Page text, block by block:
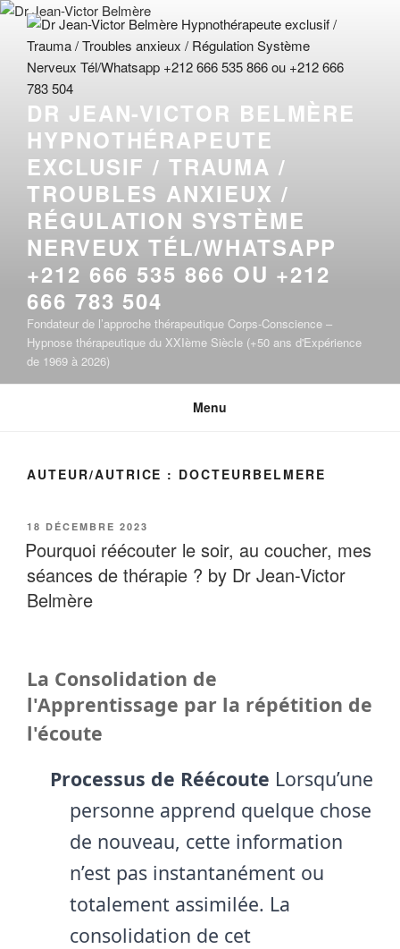
Aller
contenu
principal
DR JEAN-VICTOR BELMÈRE
HYPNOTHÉRAPEUTE
EXCLUSIF / TRAUMA /
TROUBLES ANXIEUX /
RÉGULATION SYSTÈME
NERVEUX TÉL/WHATSAPP
+212 666 535 866 OU +212
666 783 504
Fondateur de l’approche thérapeutique Corps-Conscience –
Hypnose thérapeutique du XXIème Siècle (+50 ans d'Expérience
de 1969 à 2026)
Menu
AUTEUR/AUTRICE : DOCTEURBELMERE
PUBLIÉ
LE
18 DÉCEMBRE 2023
Pourquoi réécouter le soir, au coucher, mes
séances de thérapie ? by Dr Jean-Victor
Belmère
La Consolidation de
l'Apprentissage par la répétition de
l'écoute
Processus de Réécoute Lorsqu’une
personne apprend quelque chose
de nouveau, cette information
n’est pas instantanément ou
totalement assimilée. La
consolidation de cet